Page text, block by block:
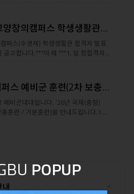
POPUP
2026년도 2학기 고양창의캠퍼스 학생생활관(수경재) 합격자 발표
퍼스(수경재) 학생생활관 합격자 발표
공고합니다.***아 래 ***1. 일 정합격자
‘26년 국제(충청)캠퍼스 예비군 훈련(2차 보충훈련 / 기본훈련..
비군대대입니다. ‘26년 국제(충청)
훈련 / 기본훈련)을 안내드립니다.1.
내